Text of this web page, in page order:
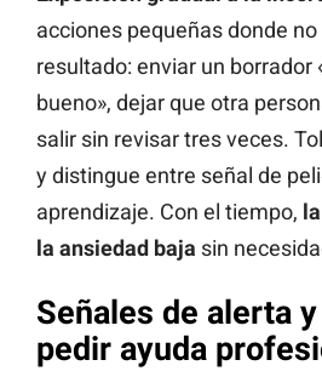
acciones pequeñas donde
resultado: enviar un
bueno», dejar que otra
salir sin revisar tres veces.
y distingue entre señal de
aprendizaje. Con el tiempo,
la ansiedad baja sin
Señales de alerta
pedir ayuda